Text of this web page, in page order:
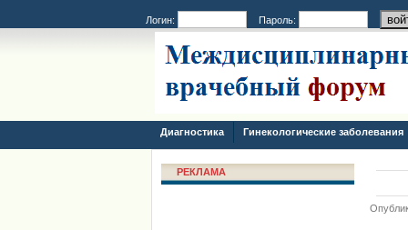
Логин: Пароль:
Диагностика Гинекологические заболевания
РЕКЛАМА